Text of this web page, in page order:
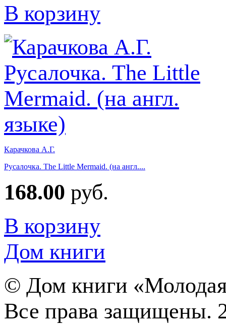
В корзину
Карачкова А.Г.
Русалочка. The Little Mermaid. (на англ....
168.00 руб.
В корзину
Дом книги
© Дом книги
Все права защищены.